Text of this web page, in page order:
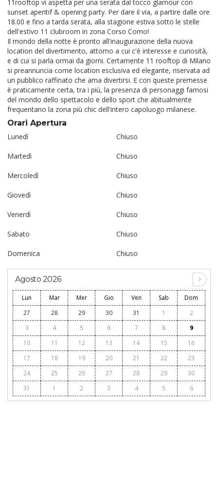
11rooftop vi aspetta per una serata dal tocco glamour con
sunset aperitif & opening party. Per dare il via, a partire dalle ore
18.00 e fino a tarda serata, alla stagione estiva sotto le stelle
dell'estivo 11 clubroom in zona Corso Como!
Il mondo della notte è pronto all'inaugurazione della nuova
location del divertimento, attorno a cui c'è interesse e curiosità,
e di cui si parla ormai da giorni. Certamente 11 rooftop di Milano
si preannuncia come location esclusiva ed elegante, riservata ad
un pubblico raffinato che ama divertirsi. E con queste premesse
è praticamente certa, tra i più, la presenza di personaggi famosi
del mondo dello spettacolo e dello sport che abitualmente
frequentano la zona più chic dell'intero capoluogo milanese.
Orari Apertura
Lunedì
Chiuso
Martedì Chiuso
Mercoledì Chiuso
Giovedì Chiuso
Venerdì Chiuso
Sabato Chiuso
Domenica Chiuso
Agosto 2026
Lun Mar Mer Gio Ven Sab
Dom
27
28 29 30 31 1
2
3
4 5 6 7 8
9
10
11 12 13 14 15
16
17
18 19 20 21 22
23
24
25 26 27 28 29
30
31
1 2 3 4 5 6